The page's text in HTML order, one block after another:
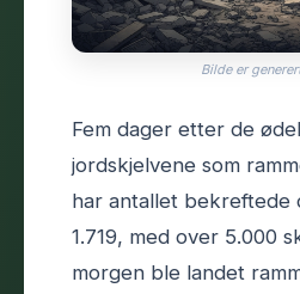
Bilde er
Fem dager etter de
jordskjelvene som
har antallet bekreftede
1.719, med over 5.000
morgen ble landet